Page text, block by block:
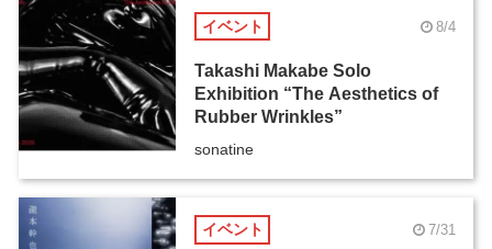
イベント 8/4
Takashi Makabe Solo
Exhibition “The Aesthetics of
Rubber Wrinkles”
sonatine
イベント 7/31